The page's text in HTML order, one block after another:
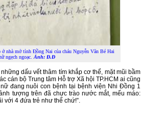
nhà mở tỉnh Đồng Nai của cháu Nguyễn Văn Bé Hai
ngẹch ngoạc. Ảnh: Đ.Đ
dấu vết thâm tím khắp cơ thể, mặt mũi bầm
cán bộ Trung tâm Hỗ trợ Xã hội TP.HCM ai cũng
đang nuôi con bệnh tại bệnh viện Nhi Đồng 1
tượng trên đã chực trào nước mắt, mếu máo:
với 4 đứa trẻ như thế chứ!”.